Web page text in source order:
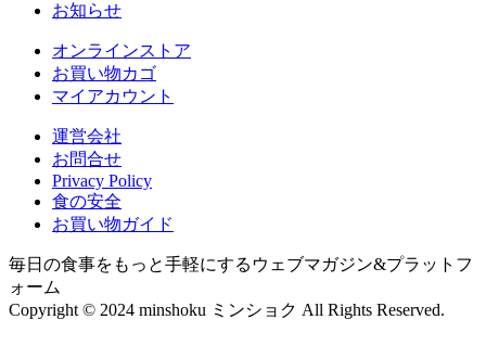
お知らせ
オンラインストア
お買い物カゴ
マイアカウント
運営会社
お問合せ
Privacy Policy
食の安全
お買い物ガイド
毎日の食事をもっと手軽にするウェブマガジン&プラットフ
ォーム
Copyright © 2024 minshoku ミンショク All Rights Reserved.